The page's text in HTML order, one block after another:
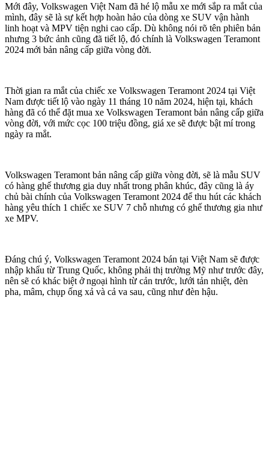
Mới đây, Volkswagen Việt Nam đã hé lộ mẫu xe mới sắp ra mắt của
mình, đây sẽ là sự kết hợp hoàn hảo của dòng xe SUV vận hành
linh hoạt và MPV tiện nghi cao cấp. Dù không nói rõ tên phiên bản
nhưng 3 bức ảnh cũng đã tiết lộ, đó chính là Volkswagen Teramont
2024 mới bản nâng cấp giữa vòng đời.
Thời gian ra mắt của chiếc xe Volkswagen Teramont 2024 tại Việt
Nam được tiết lộ vào ngày 11 tháng 10 năm 2024, hiện tại, khách
hàng đã có thể đặt mua xe Volkswagen Teramont bản nâng cấp giữa
vòng đời, với mức cọc 100 triệu đồng, giá xe sẽ được bật mí trong
ngày ra mắt.
Volkswagen Teramont bản nâng cấp giữa vòng đời, sẽ là mẫu SUV
có hàng ghế thương gia duy nhất trong phân khúc, đây cũng là áy
chủ bài chính của Volkswagen Teramont 2024 để thu hút các khách
hàng yêu thích 1 chiếc xe SUV 7 chỗ nhưng có ghế thương gia như
xe MPV.
Đáng chú ý, Volkswagen Teramont 2024 bán tại Việt Nam sẽ được
nhập khẩu từ Trung Quốc, không phải thị trường Mỹ như trước đây,
nên sẽ có khác biệt ở ngoại hình từ cản trước, lưới tản nhiệt, đèn
pha, mâm, chụp ống xả và cả va sau, cũng như đèn hậu.